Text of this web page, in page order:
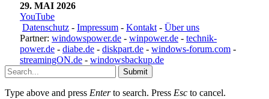
29. MAI 2026
YouTube
Datenschutz - Impressum - Kontakt - Über uns
Partner: windowspower.de - winpower.de - technik-
power.de - diabe.de - diskpart.de - windows-forum.com -
streamingON.de - windowsbackup.de
Submit
Type above and press Enterto search. Press Esc to cancel.